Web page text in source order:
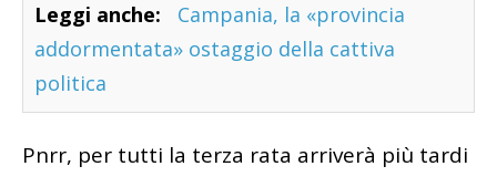
Leggi anche:
Campania, la «provincia
addormentata» ostaggio della cattiva
politica
Pnrr, per tutti la terza rata arriverà più tardi